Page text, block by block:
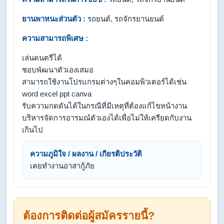
ยานพาหนะส่วนตัว : รถยนต์, รถจักรยานยนต์
ความสามารถพิเศษ :
เล่นดนตรีได้
ชอบพัฒนาตัวเองเสมอ
สามารถใช้งานโปรแกรมต่างๆในคอมพิวเตอร์ได้เช่น
word excel ppt canva
รับความกดดันได้ในกรณีที่มีเหตุที่ต้องแก้ไขหน้างาน
บริหารจัดการอารมณ์ตัวเองได้เพื่อไม่ให้เครียดกับงาน
เกินไป
ความภูมิใจ / ผลงาน / เกียรติประวัติ
เคยทำงานอาสากู้ภัย
ต้องการติดต่อผู้สมัครรายนี้?